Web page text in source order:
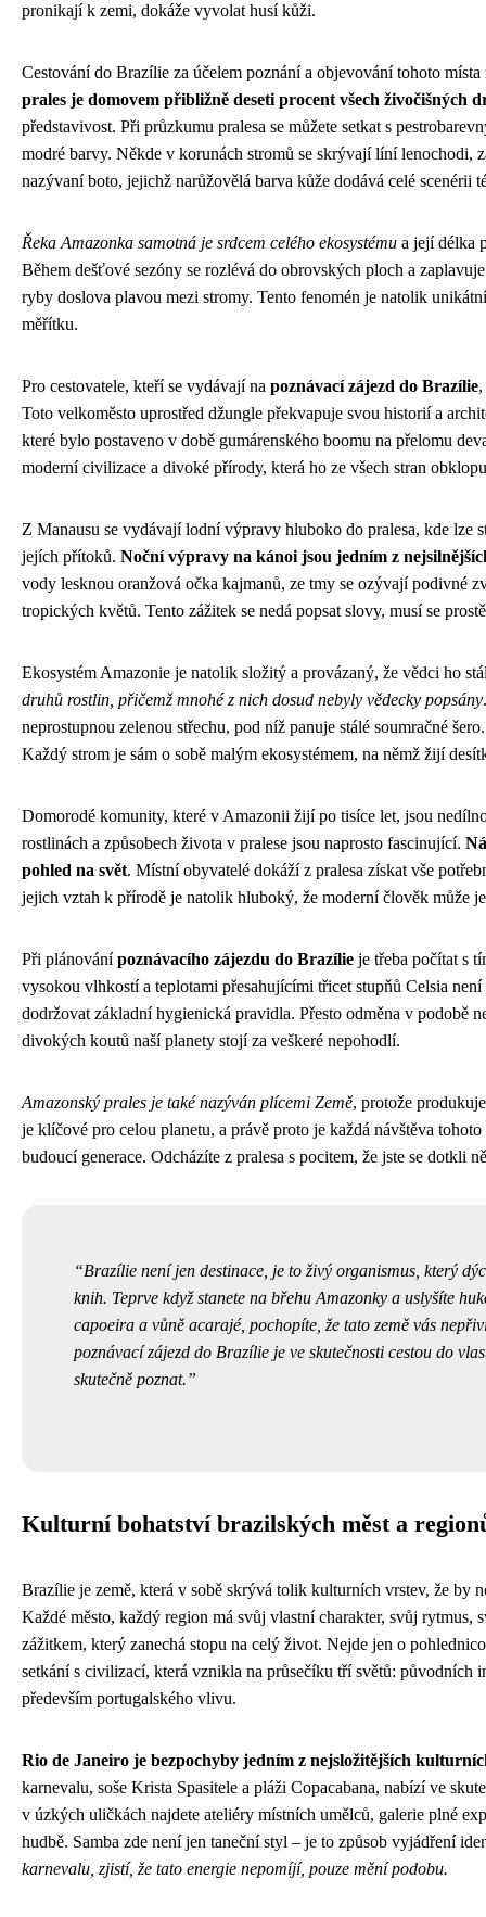
pronikají k zemi, dokáže vyvolat husí kůži.
Cestování do Brazílie za účelem poznání a objevování tohoto
prales je domovem přibližně deseti procent všech živočišných
představivost. Při průzkumu pralesa se můžete setkat s
modré barvy. Někde v korunách stromů se skrývají líní
nazývaní boto, jejichž narůžovělá barva kůže dodává celé scenérii
Řeka Amazonka samotná je srdcem celého ekosystému a její délka
Během dešťové sezóny se rozlévá do obrovských ploch a
ryby doslova plavou mezi stromy. Tento fenomén je natolik
měřítku.
Pro cestovatele, kteří se vydávají na poznávací zájezd do Brazílie
Toto velkoměsto uprostřed džungle překvapuje svou historií a
které bylo postaveno v době gumárenského boomu na přelomu
moderní civilizace a divoké přírody, která ho ze všech stran
Z Manausu se vydávají lodní výpravy hluboko do pralesa, kde
jejích přítoků. Noční výpravy na kánoi jsou jedním z
vody lesknou oranžová očka kajmanů, ze tmy se ozývají podivné
tropických květů. Tento zážitek se nedá popsat slovy, musí se
Ekosystém Amazonie je natolik složitý a provázaný, že vědci ho
druhů rostlin, přičemž mnohé z nich dosud nebyly vědecky popsány
neprostupnou zelenou střechu, pod níž panuje stálé soumračné
Každý strom je sám o sobě malým ekosystémem, na němž žijí
Domorodé komunity, které v Amazonii žijí po tisíce let, jsou
rostlinách a způsobech života v pralese jsou naprosto fascinující.
pohled na svět. Místní obyvatelé dokáží z pralesa získat vše
jejich vztah k přírodě je natolik hluboký, že moderní člověk může
Při plánovánípoznávacího zájezdu do Brazílie je třeba počítat s
vysokou vlhkostí a teplotami přesahujícími třicet stupňů Celsia
dodržovat základní hygienická pravidla. Přesto odměna v podobě
divokých koutů naší planety stojí za veškeré nepohodlí.
Amazonský prales je také nazýván plícemi Země, protože
je klíčové pro celou planetu, a právě proto je každá návštěva
budoucí generace. Odcházíte z pralesa s pocitem, že jste se dotkli
Brazílie není jen destinace, je to živý organismus, který
knih. Teprve když stanete na břehu Amazonky a uslyšíte
capoeira a vůně acarajé, pochopíte, že tato země vás
poznávací zájezd do Brazílie je ve skutečnosti cestou do
skutečně poznat.
Kulturní bohatství brazilských měst a
Brazílie je země, která v sobě skrývá tolik kulturních vrstev, že by
Každé město, každý region má svůj vlastní charakter, svůj rytmus,
zážitkem, který zanechá stopu na celý život. Nejde jen o
setkání s civilizací, která vznikla na průsečíku tří světů: původních
především portugalského vlivu.
Rio de Janeiro je bezpochyby jedním z nejsložitějších
karnevalu, soše Krista Spasitele a pláži Copacabana, nabízí ve
v úzkých uličkách najdete ateliéry místních umělců, galerie plné
hudbě. Samba zde není jen taneční styl – je to způsob vyjádření
karnevalu, zjistí, že tato energie nepomíjí, pouze mění podobu.